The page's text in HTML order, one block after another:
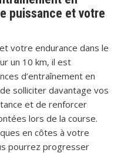
puissance et votre
votre endurance dans le
un 10 km, il est
d’entraînement en
solliciter davantage vos
et de renforcer
lors de la course.
en côtes à votre
pourrez progresser